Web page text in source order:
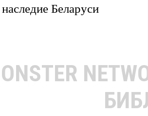
Беларуси